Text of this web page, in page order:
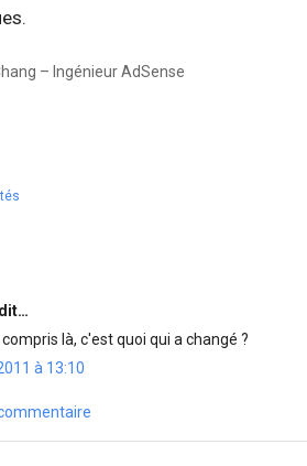
– Ingénieur AdSense
compris là, c'est quoi qui a changé ?
à 13:10